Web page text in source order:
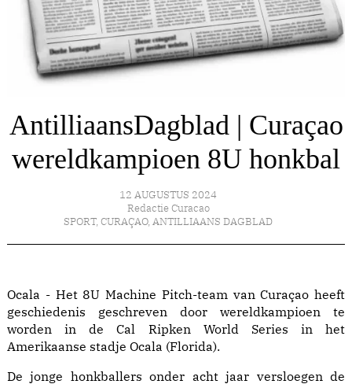
AntilliaansDagblad | Curaçao
wereldkampioen 8U honkbal
12 AUGUSTUS 2024
Redactie Curacao
SPORT, CURAÇAO, ANTILLIAANS DAGBLAD
Ocala - Het 8U Machine Pitch-team van Curaçao heeft
geschiedenis geschreven door wereldkampioen te
worden in de Cal Ripken World Series in het
Amerikaanse stadje Ocala (Florida).
De jonge honkballers onder acht jaar versloegen de